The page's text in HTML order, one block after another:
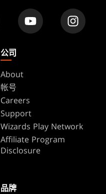
公司
About
帐号
Careers
Support
Wizards Play Network
Affiliate Program
Disclosure
品牌